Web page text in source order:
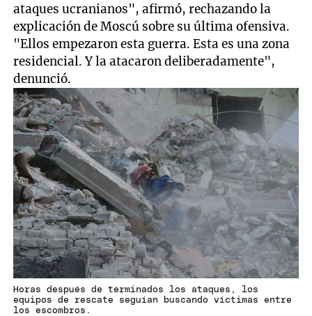
ataques ucranianos", afirmó, rechazando la
explicación de Moscú sobre su última ofensiva.
"Ellos empezaron esta guerra. Esta es una zona
residencial. Y la atacaron deliberadamente",
denunció.
Horas después de terminados los ataques, los
equipos de rescate seguían buscando víctimas entre
los escombros.